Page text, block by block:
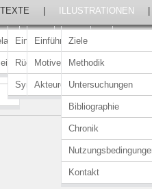
TEXTE
Einführung
Rückert-Ausgabe
Synopsen
ILLUSTRATIONEN
Einführung
Motive
Akteure
Ziele
Methodik
Untersuchungen
Bibliographie
Chronik
Kontakt
AUF